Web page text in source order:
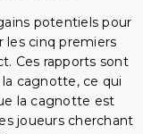
potentiels pour
les cinq premiers
Ces rapports sont
cagnotte, ce qui
la cagnotte est
joueurs cherchant